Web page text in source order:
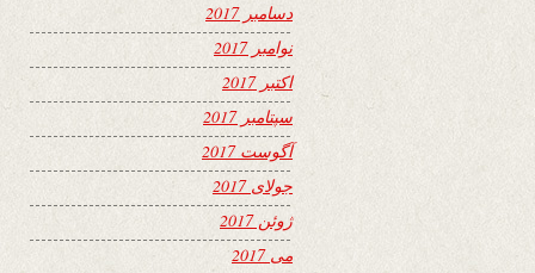
دسامبر 2017
نوامبر 2017
اکتبر 2017
سپتامبر 2017
آگوست 2017
جولای 2017
ژوئن 2017
می 2017